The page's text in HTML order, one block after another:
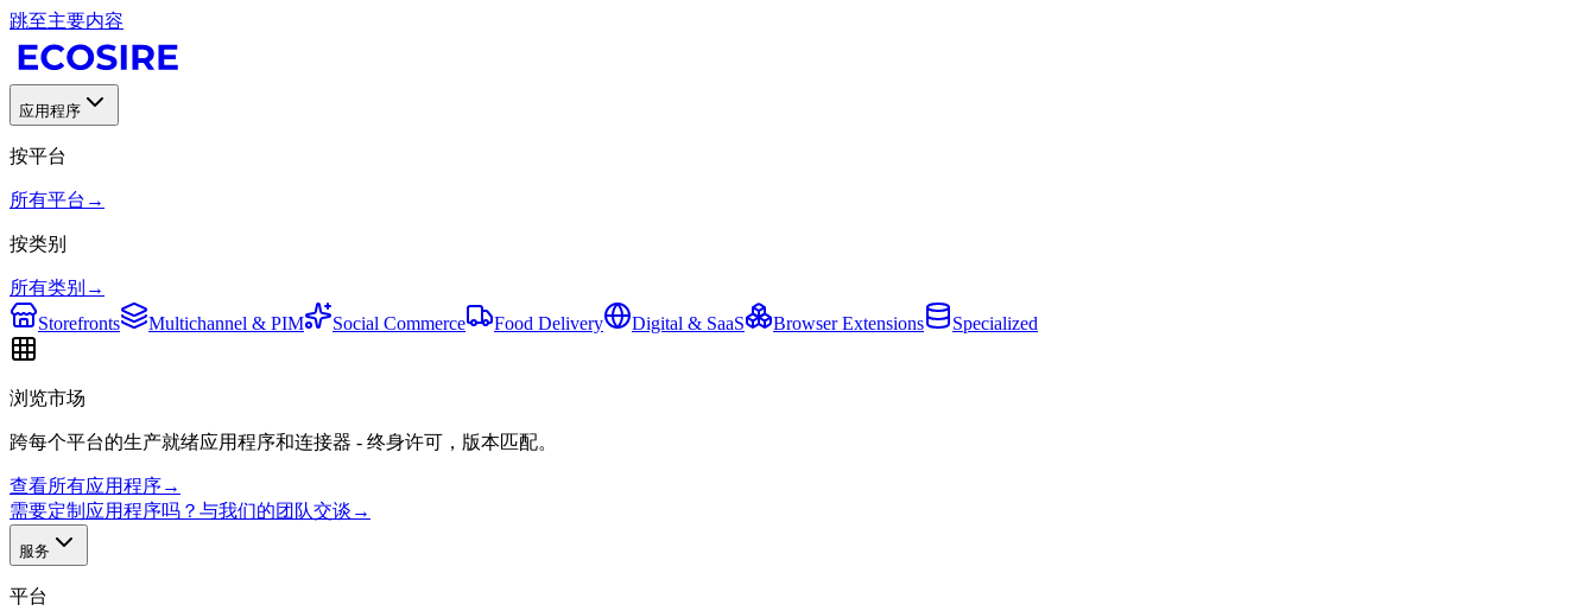
跳至主要内容
应用程序
按平台
所有平台 →
按类别
所有类别 →
Storefronts
Multichannel & PIM Social Commerce Food Delivery Digital & SaaS Browser Extensions Specialized
浏览市场
跨每个平台的生产就绪应用程序和连接器 - 终身许可，版本匹配。
查看所有应用程序→
需要定制应用程序吗？与我们的团队交谈 →
服务
平台